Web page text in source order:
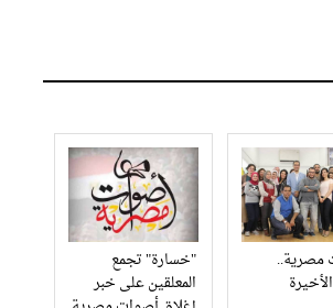
مصرية..
"خسارة" تجمع
المعلقين على خبر